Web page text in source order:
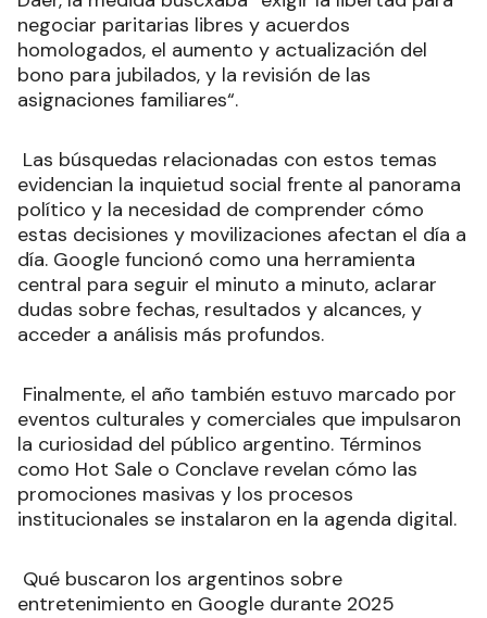
negociar paritarias libres y acuerdos
homologados, el aumento y actualización del
bono para jubilados, y la revisión de las
asignaciones familiares“.
Las búsquedas relacionadas con estos temas
evidencian la inquietud social frente al panorama
político y la necesidad de comprender cómo
estas decisiones y movilizaciones afectan el día a
día. Google funcionó como una herramienta
central para seguir el minuto a minuto, aclarar
dudas sobre fechas, resultados y alcances, y
acceder a análisis más profundos.
Finalmente, el año también estuvo marcado por
eventos culturales y comerciales que impulsaron
la curiosidad del público argentino. Términos
como Hot Sale o Conclave revelan cómo las
promociones masivas y los procesos
institucionales se instalaron en la agenda digital.
Qué buscaron los argentinos sobre
entretenimiento en Google durante 2025